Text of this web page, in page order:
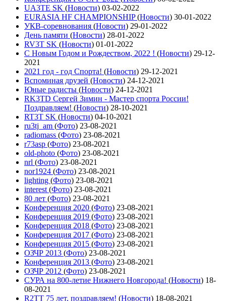
UA3TE SK (Новости) 03-02-2022
EURASIA HF CHAMPIONSHIP(Новости) 30-01-2022
УКВ-соревнования (Новости) 29-01-2022
День памяти (Новости) 28-01-2022
RV3T SK (Новости) 01-01-2022
С Новым Годом и Рождеством, 2022 ! (Новости) 29-12-
2021
2021 год - год Cпорта! (Новости) 29-12-2021
Вспоминая друзей (Новости) 24-12-2021
Юные радисты (Новости) 24-12-2021
RK3TD Сергей Зимин - Мастер спорта России!
Поздравляем! (Новости) 28-10-2021
RT3T SK (Новости) 04-10-2021
ru3tj_am (Фото) 23-08-2021
radiomass (Фото) 23-08-2021
r73asp (Фото) 23-08-2021
old-photo (Фото) 23-08-2021
nrl (Фото) 23-08-2021
nor1924 (Фото) 23-08-2021
lighting (Фото) 23-08-2021
interest (Фото) 23-08-2021
80 лет (Фото) 23-08-2021
Конференция 2020 (Фото) 23-08-2021
Конференция 2019 (Фото) 23-08-2021
Конференция 2018 (Фото) 23-08-2021
Конференция 2017 (Фото) 23-08-2021
Конференция 2015 (Фото) 23-08-2021
ОЗЧР 2013 (Фото) 23-08-2021
Конференция 2013 (Фото) 23-08-2021
ОЗЧР 2012 (Фото) 23-08-2021
СУРА на 800-летие Нижнего Новгорода! (Новости) 18-
08-2021
R2TT 75 лет, поздравляем! (Новости) 18-08-2021